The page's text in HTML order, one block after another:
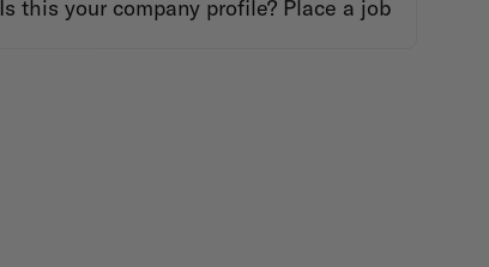
Is this your company profile? Place a job